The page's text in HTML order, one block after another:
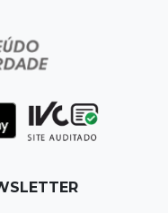
busca de acesso
é com pôr